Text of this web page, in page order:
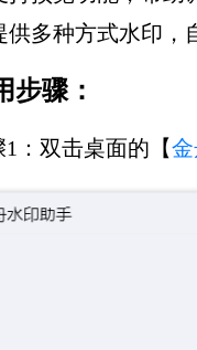
供多种方式水印，
步骤：
1：双击桌面的【